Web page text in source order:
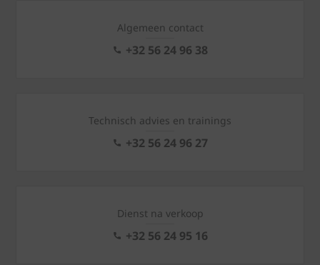
Algemeen contact
+32 56 24 96 38
Technisch advies en trainings
+32 56 24 96 27
Dienst na verkoop
+32 56 24 95 16